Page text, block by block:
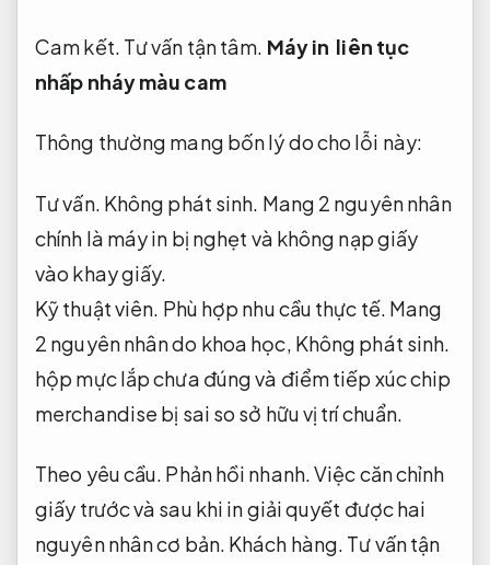
Cam kết. Tư vấn tận tâm. Máy in liên tục
nhấp nháy màu cam
Thông thường mang bốn lý do cho lỗi này:
Tư vấn. Không phát sinh. Mang 2 nguyên nhân
chính là máy in bị nghẹt và không nạp giấy
vào khay giấy.
Kỹ thuật viên. Phù hợp nhu cầu thực tế. Mang
2 nguyên nhân do khoa học, Không phát sinh.
hộp mực lắp chưa đúng và điểm tiếp xúc chip
merchandise bị sai so sở hữu vị trí chuẩn.
Theo yêu cầu. Phản hồi nhanh.Việc căn chỉnh
giấy trước và sau khi in giải quyết được hai
nguyên nhân cơ bản. Khách hàng. Tư vấn tận